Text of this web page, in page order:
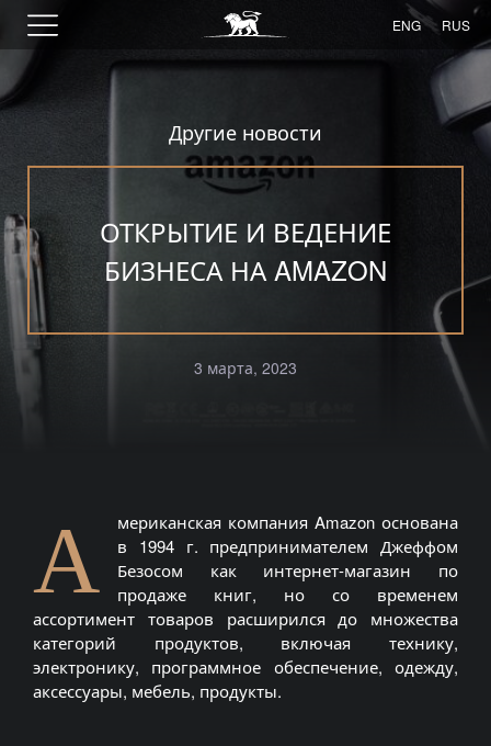
ENG RUS
Другие новости
ОТКРЫТИЕ И ВЕДЕНИЕ
БИЗНЕСА НА AMAZON
3 марта, 2023
А
мериканская компания Amazon основана
в 1994 г. предпринимателем Джеффом
Безосом как интернет-магазин по
продаже книг, но со временем
ассортимент товаров расширился до множества
категорий продуктов, включая технику,
электронику, программное обеспечение, одежду,
аксессуары, мебель, продукты.